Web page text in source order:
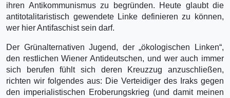
ihren Antikommunismus zu begründen. Heute glaubt die
antitotalitaristisch gewendete Linke definieren zu können,
wer hier Antifaschist sein darf.
Der Grünalternativen Jugend, der „ökologischen Linken“,
den restlichen Wiener Antideutschen, und wer auch immer
sich berufen fühlt sich deren Kreuzzug anzuschließen,
richten wir folgendes aus: Die Verteidiger des Iraks gegen
den imperialistischen Eroberungskrieg (und damit meinen